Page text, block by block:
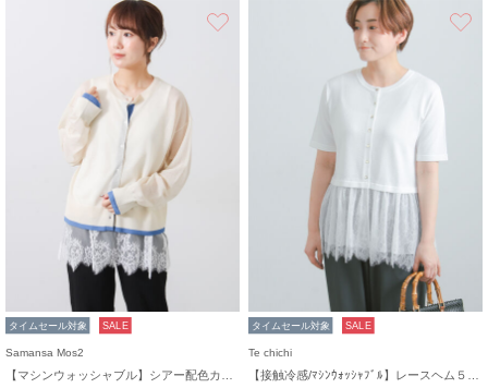
タイムセール対象 SALE
Samansa Mos2
タイムセール対象 SALE
Te chichi